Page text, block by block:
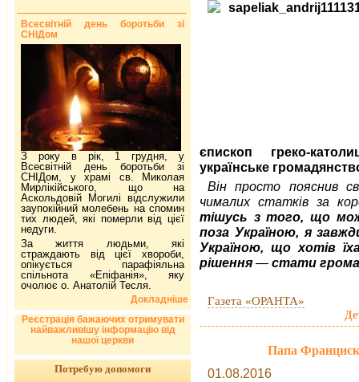
єпископ греко-
українське
Він просто пояснив
чималих статків за
тішусь з того, що
поза Україною, я
Україною, що хотів
рішення — стати
Газета «ОРАНТА»
Папа Франциск
01.08.2016
Всесвітній день боротьби зі
СНІДом
З року в рік, 1 грудня, у
Всесвітній день боротьби зі
СНІДом, у храмі св. Миколая
Мирлікійського, що на
Аскольдовій Могилі відслужили
заупокійний молебень на спомин
тих людей, які померли від цієї
недуги.
За життя людьми, які
страждають від цієї хвороби,
опікується парафіяльна
спільнота «Епіфанія», яку
очолює о. Анатолій Тесля.
Докладніше
Реєстрація бажаючих отримувати
найважливішу інформацію від
нашої церкви
Потребую допомоги